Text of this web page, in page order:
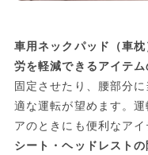
車用ネックパッド（車
労を軽減できるアイテム
固定させたり、腰部分
適な運転が望めます。
アのときにも便利なアイ
シート・ヘッドレスト